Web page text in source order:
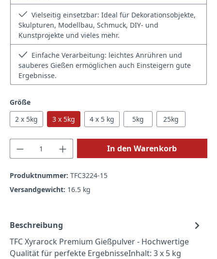
Vielseitig einsetzbar: Ideal für Dekorationsobjekte,
Skulpturen, Modellbau, Schmuck, DIY- und
Kunstprojekte und vieles mehr.
Einfache Verarbeitung: leichtes Anrühren und
sauberes Gießen ermöglichen auch Einsteigern gute
Ergebnisse.
Größeauswählen
2 x 5kg
3 x 5kg 4 x 5 kg 5kg 25kg
Produkt Anzahl: Gib den gewünschten
In den Warenkorb
Produktnummer: TFC3224-15
Versandgewicht: 16.5 kg
Beschreibung
TFC Xyrarock Premium Gießpulver - Hochwertige
Qualität für perfekte ErgebnisseInhalt: 3 x 5 kg